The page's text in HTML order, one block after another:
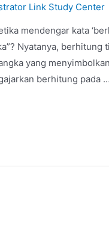
Link Study Center
mendengar kata
Nyatanya,
yang
berhitung pada